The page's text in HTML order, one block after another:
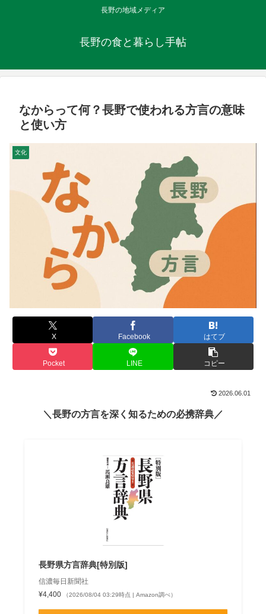
長野の地域メディア
長野の食と暮らし手帖
なからって何？長野で使われる方言の意味
と使い方
文化
X Facebook はてブ
Pocket LINE コピー
2026.06.01
＼長野の方言を深く知るための必携辞典／
長野県方言辞典[特別版]
信濃毎日新聞社
¥4,400
（2026/08/04 03:29時点 | Amazon調べ）